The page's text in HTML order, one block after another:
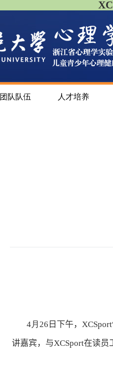
团队队伍 人才培养
4月 26 日 下午 ，
讲嘉宾，与XCSport在读员